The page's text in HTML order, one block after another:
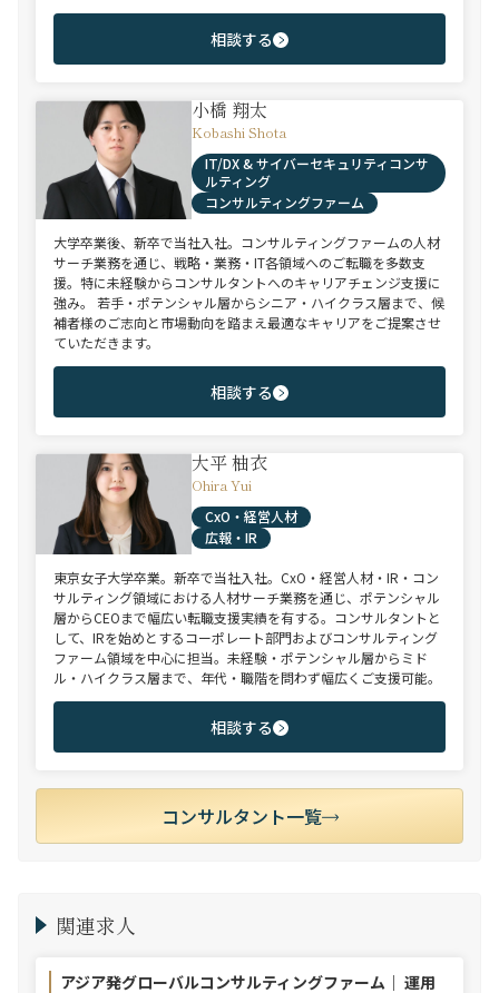
相談する
小橋 翔太
Kobashi Shota
IT/DX & サイバーセキュリティコンサ
ルティング
コンサルティングファーム
大学卒業後、新卒で当社入社。コンサルティングファームの人材
サーチ業務を通じ、戦略・業務・IT各領域へのご転職を多数支
援。特に未経験からコンサルタントへのキャリアチェンジ支援に
強み。 若手・ポテンシャル層からシニア・ハイクラス層まで、候
補者様のご志向と市場動向を踏まえ最適なキャリアをご提案させ
ていただきます。
相談する
大平 柚衣
Ohira Yui
CxO・経営人材
広報・IR
東京女子大学卒業。新卒で当社入社。CxO・経営人材・IR・コン
サルティング領域における人材サーチ業務を通じ、ポテンシャル
層からCEOまで幅広い転職支援実績を有する。コンサルタントと
して、IRを始めとするコーポレート部門およびコンサルティング
ファーム領域を中心に担当。未経験・ポテンシャル層からミド
ル・ハイクラス層まで、年代・職階を問わず幅広くご支援可能。
相談する
コンサルタント一覧
関連求人
アジア発グローバルコンサルティングファーム｜ 運用